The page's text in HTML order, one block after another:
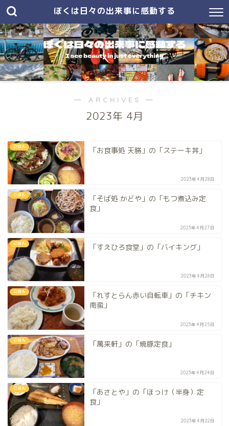
ぼくは日々の出来事に感動する
― ARCHIVES ―
2023年 4月
ごはん 「お食事処 天勝」の「ステーキ丼」
2023年4月28日
ごはん
「そば処 かどや」の「もつ煮込み定
食」
2023年4月27日
ごはん 「すえひろ食堂」の「バイキング」
2023年4月26日
ごはん
「れすとらん赤い自転車」の「チキン
南蛮」
2023年4月25日
ごはん 「萬来軒」の「焼豚定食」
2023年4月24日
ごはん
「あさとや」の「ほっけ（半身）定
食」
2023年4月22日